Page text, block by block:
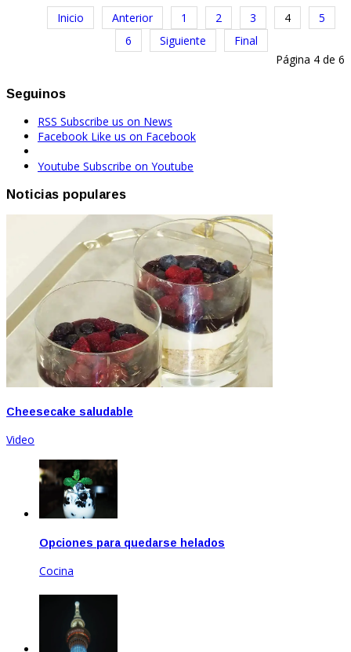
Inicio Anterior 1 2 3 4
5
6
Siguiente
Final
Página 4 de 6
Seguinos
RSS Subscribe us on News
Facebook Like us on Facebook
Youtube Subscribe on Youtube
Noticias populares
Cheesecake saludable
Abr 26, 2020
Video
Opciones para quedarse helados
Cocina